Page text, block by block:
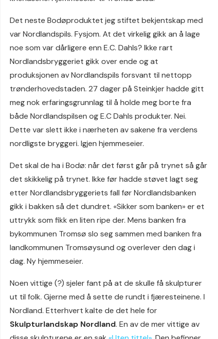
Det neste Bodøproduktet jeg stiftet bekjentskap med
var Nordlandspils. Fysjom. At det virkelig gikk an å lage
noe som var dårligere enn E.C. Dahls? Ikke rart
Nordlandsbryggeriet gikk over ende og at
produksjonen av Nordlandspils forsvant til nettopp
trønderhovedstaden. 27 dager på Steinkjer hadde gitt
meg nok erfaringsgrunnlag til å holde meg borte fra
både Nordlandspilsen og E.C Dahls produkter. Nei.
Dette var slett ikke i nærheten av sakene fra verdens
nordligste bryggeri. Igjen hjemmeseier.
Det skal de ha i Bodø: når det først går på trynet så går
det skikkelig på trynet. Ikke før hadde støvet lagt seg
etter Nordlandsbryggeriets fall før Nordlandsbanken
gikk i bakken så det dundret. «Sikker som banken» er et
uttrykk som fikk en liten ripe der. Mens banken fra
bykommunen Tromsø slo seg sammen med banken fra
landkommunen Tromsøysund og overlever den dag i
dag. Ny hjemmeseier.
Noen vittige (?) sjeler fant på at de skulle få skulpturer
ut til folk. Gjerne med å sette de rundt i fjæresteinene. I
Nordland. Etterhvert kalte de det hele for
Skulpturlandskap Nordland. En av de mer vittige av